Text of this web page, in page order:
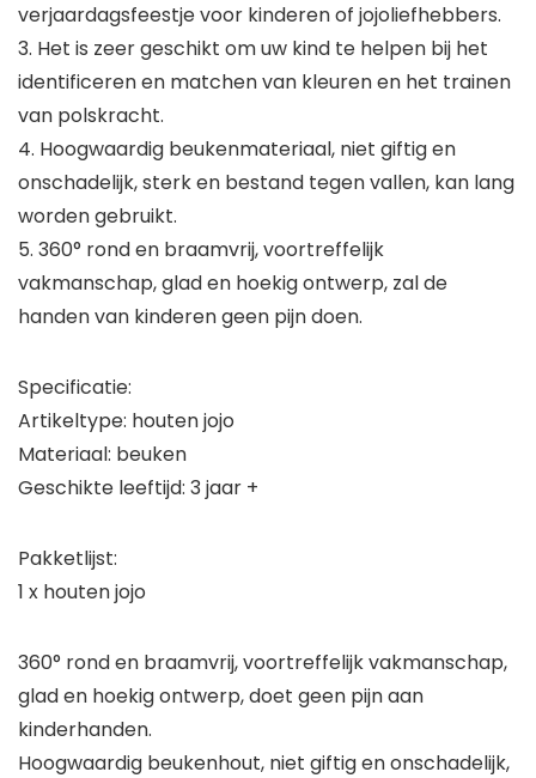
verjaardagsfeestje voor kinderen of jojoliefhebbers.
3. Het is zeer geschikt om uw kind te helpen bij het
identificeren en matchen van kleuren en het trainen
van polskracht.
4. Hoogwaardig beukenmateriaal, niet giftig en
onschadelijk, sterk en bestand tegen vallen, kan lang
worden gebruikt.
5. 360° rond en braamvrij, voortreffelijk
vakmanschap, glad en hoekig ontwerp, zal de
handen van kinderen geen pijn doen.
Specificatie:
Artikeltype: houten jojo
Materiaal: beuken
Geschikte leeftijd: 3 jaar +
Pakketlijst:
1 x houten jojo
360° rond en braamvrij, voortreffelijk vakmanschap,
glad en hoekig ontwerp, doet geen pijn aan
kinderhanden.
Hoogwaardig beukenhout, niet giftig en onschadelijk,